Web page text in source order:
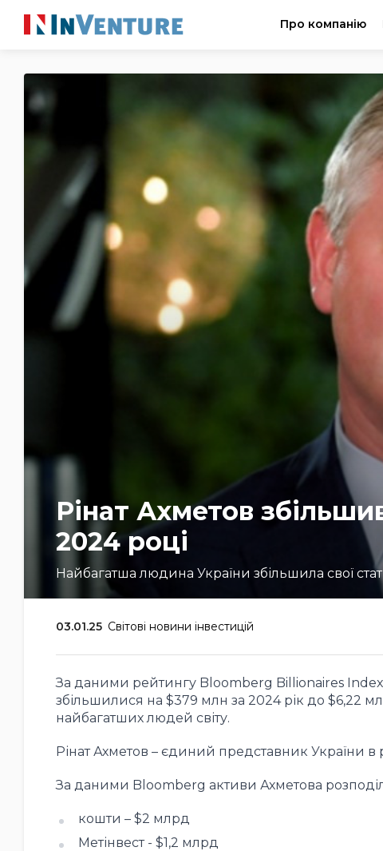
Про компанію
Рінат Ахметов
2024 році
Найбагатша людина України збільшила свої
03.01.25 Світові новини інвестицій
За даними рейтингу Bloomberg Billionaires
збільшилися на $379 млн за 2024 рік до $6,22
найбагатших людей світу.
Рінат Ахметов – єдиний представник України в
За даними Bloomberg активи Ахметова
кошти – $2 млрд
Метінвест - $1,2 млрд